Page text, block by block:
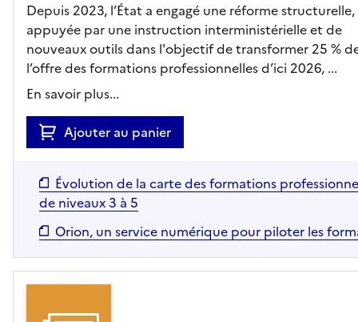
Depuis 2023, l’État a engagé une réforme structurelle,
appuyée par une instruction interministérielle et de
nouveaux outils dans l'objectif de transformer 25 %
l’offre des formations professionnelles d’ici 2026, ...
En savoir plus...
Ajouter au panier
Évolution de la carte des formations
de niveaux 3 à 5
Orion, un service numérique pour piloter les